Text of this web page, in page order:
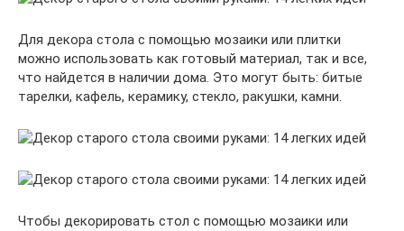
Для декора стола с помощью мозаики или плитки
можно использовать как готовый материал, так и все,
что найдется в наличии дома. Это могут быть: битые
тарелки, кафель, керамику, стекло, ракушки, камни.
Чтобы декорировать стол с помощью мозаики или